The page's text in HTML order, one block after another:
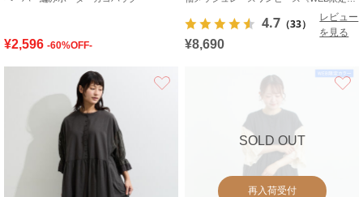
¥2,596 -60%OFF-
4.7 （33）
レビュー
を見る
¥8,690
SOLD OUT
再入荷受付